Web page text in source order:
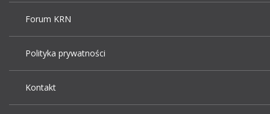
Forum KRN
Polityka prywatności
Kontakt